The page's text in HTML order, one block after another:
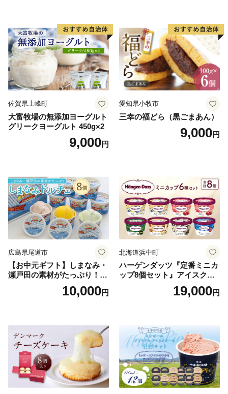
子 菓子 F4N-2298
佐賀県上峰町
大富牧場の無添加ヨーグルト
グリークヨーグルト 450g×2
9,000円
愛知県小牧市
三幸の福どら（黒ごまあん）
9,000円
広島県尾道市
【お中元ギフト】しまなみ・
瀬戸田の素材がたっぷり！ジ
10,000円
北海道浜中町
ハーゲンダッツ『定番ミニカ
ップ8個セット』アイスクリ
ーム アイス スイーツ デザー
19,000円